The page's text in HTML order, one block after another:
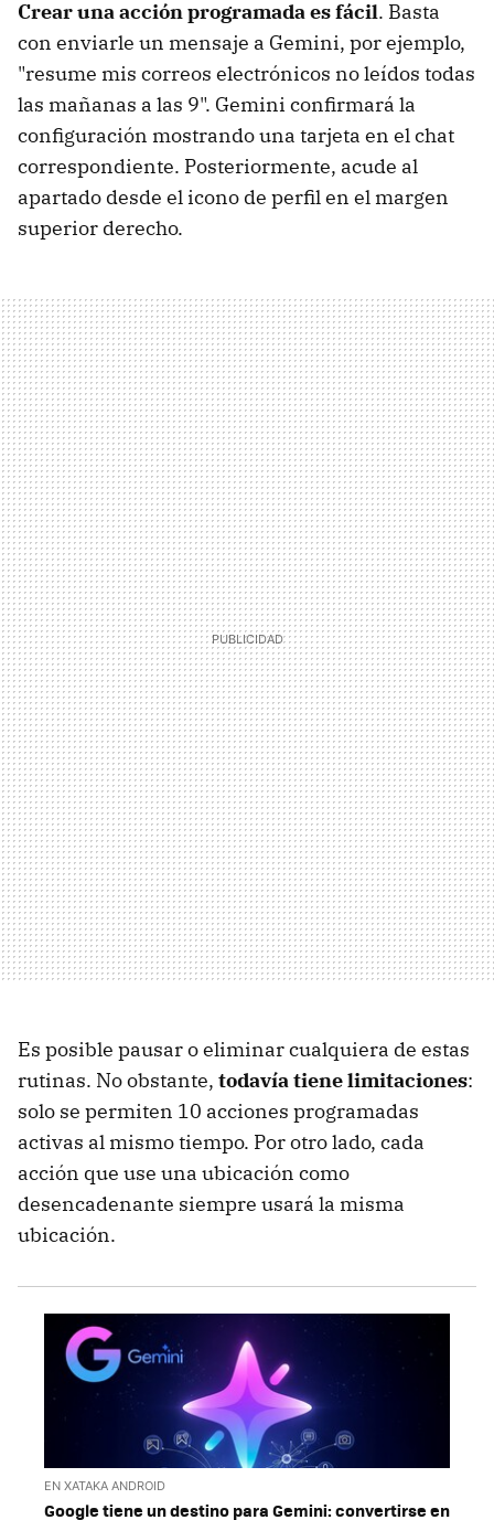
Crear una acción programada es fácil. Basta
con enviarle un mensaje a Gemini, por ejemplo,
"resume mis correos electrónicos no leídos todas
las mañanas a las 9". Gemini confirmará la
configuración mostrando una tarjeta en el chat
correspondiente. Posteriormente, acude al
apartado desde el icono de perfil en el margen
superior derecho.
Es posible pausar o eliminar cualquiera de estas
rutinas. No obstante, todavía tiene limitaciones:
solo se permiten 10 acciones programadas
activas al mismo tiempo. Por otro lado, cada
acción que use una ubicación como
desencadenante siempre usará la misma
ubicación.
EN XATAKA ANDROID
Google tiene un destino para Gemini: convertirse en